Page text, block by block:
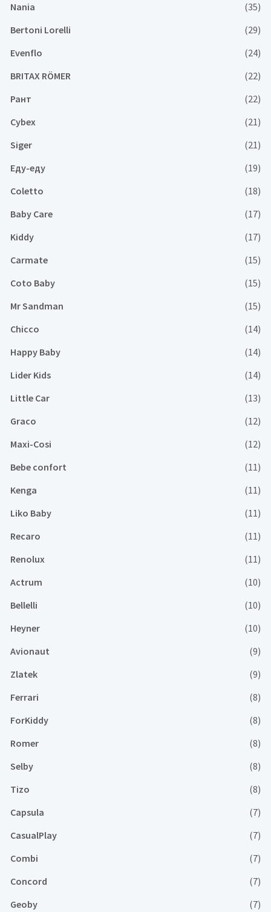
Nania
(35)
Bertoni Lorelli
(29)
Evenflo
(24)
BRITAX RÖMER
(22)
Рант
(22)
Cybex
(21)
Siger
(21)
Еду-еду
(19)
Coletto
(18)
Baby Care
(17)
Kiddy
(17)
Carmate
(15)
Coto Baby
(15)
Mr Sandman
(15)
Chicco
(14)
Happy Baby
(14)
Lider Kids
(14)
Little Car
(13)
Graco
(12)
Maxi-Cosi
(12)
Bebe confort
(11)
Kenga
(11)
Liko Baby
(11)
Recaro
(11)
Renolux
(11)
Actrum
(10)
Bellelli
(10)
Heyner
(10)
Avionaut
(9)
Zlatek
(9)
Ferrari
(8)
ForKiddy
(8)
Romer
(8)
Selby
(8)
Tizo
(8)
Capsula
(7)
CasualPlay
(7)
Combi
(7)
Concord
(7)
Geoby
(7)